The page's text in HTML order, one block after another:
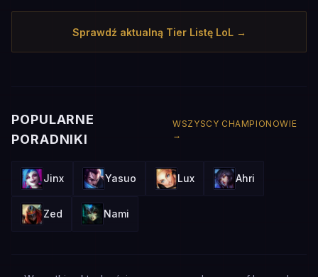
Sprawdź aktualną Tier Listę LoL →
POPULARNE
PORADNIKI
WSZYSCY CHAMPIONOWIE
→
Jinx Yasuo Lux Ahri
Zed Nami